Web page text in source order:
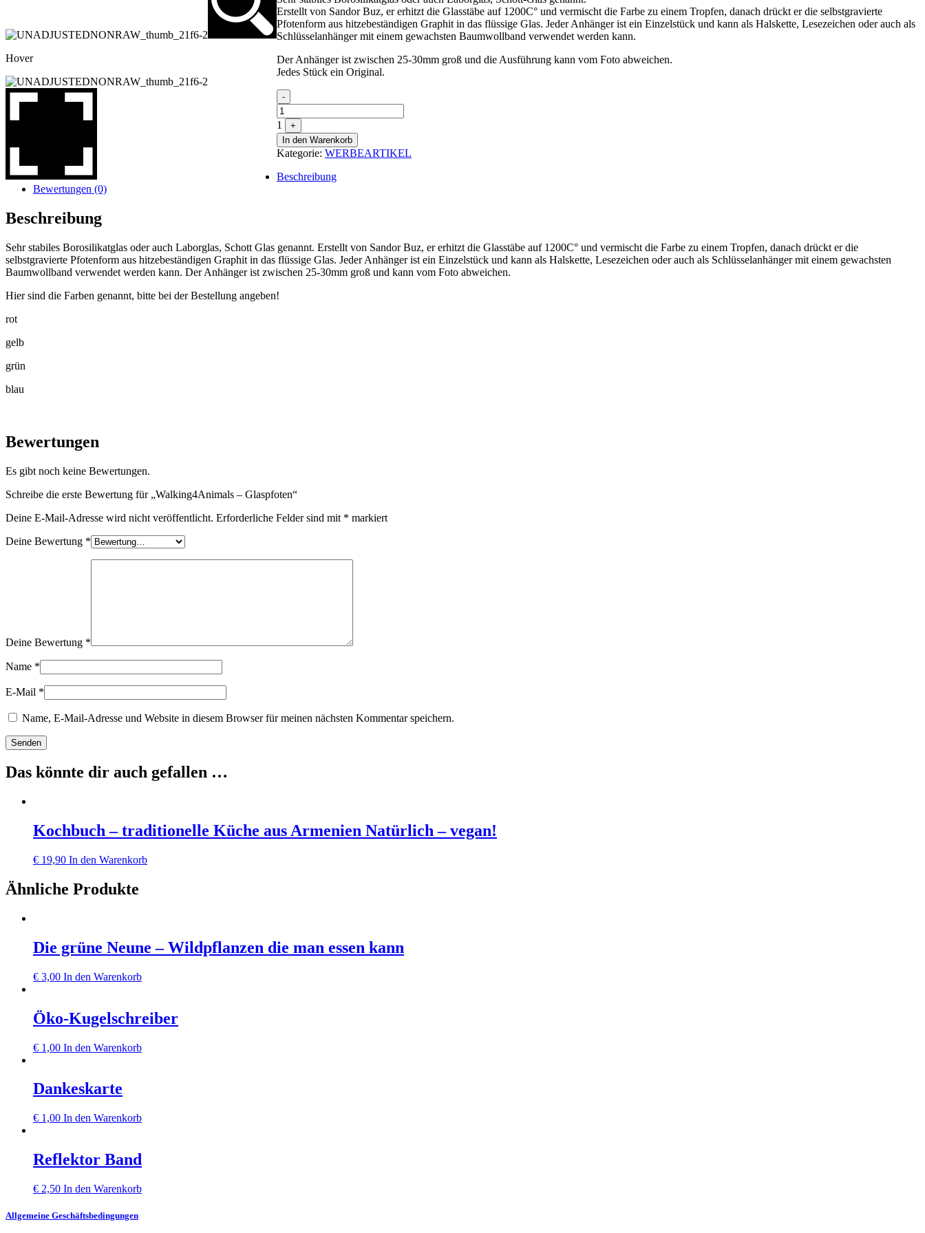
Hover
Erstellt von Sandor Buz, er erhitzt die Glasstäbe auf 1200C° und vermischt die Farbe zu einem Tropfen, danach drückt er die selbstgravierte
Pfotenform aus hitzebeständigen Graphit in das flüssige Glas. Jeder Anhänger ist ein Einzelstück und kann als Halskette, Lesezeichen oder auch als
Schlüsselanhänger mit einem gewachsten Baumwollband verwendet werden kann.
Der Anhänger ist zwischen 25-30mm groß und die Ausführung kann vom Foto abweichen.
Jedes Stück ein Original.
Quantity
-
1
+
In den Warenkorb
Kategorie: WERBEARTIKEL
Beschreibung
Bewertungen (0)
Beschreibung
Sehr stabiles Borosilikatglas oder auch Laborglas, Schott Glas genannt. Erstellt von Sandor Buz, er erhitzt die Glasstäbe auf 1200C° und vermischt die Farbe zu einem Tropfen, danach drückt er die
selbstgravierte Pfotenform aus hitzebeständigen Graphit in das flüssige Glas. Jeder Anhänger ist ein Einzelstück und kann als Halskette, Lesezeichen oder auch als Schlüsselanhänger mit einem gewachsten
Baumwollband verwendet werden kann. Der Anhänger ist zwischen 25-30mm groß und kann vom Foto abweichen.
Hier sind die Farben genannt, bitte bei der Bestellung angeben!
rot
gelb
grün
blau
Bewertungen
Es gibt noch keine Bewertungen.
Schreibe die erste Bewertung für „Walking4Animals – Glaspfoten“
Deine E-Mail-Adresse wird nicht veröffentlicht. Erforderliche Felder sind mit * markiert
Deine Bewertung *
Deine Bewertung *
Name *
E-Mail *
Name, E-Mail-Adresse und Website in diesem Browser für meinen nächsten Kommentar speichern.
Das könnte dir auch gefallen …
Kochbuch – traditionelle Küche aus Armenien Natürlich – vegan!
€ 19,90 In den Warenkorb
Ähnliche Produkte
Die grüne Neune – Wildpflanzen die man essen kann
€ 3,00 In den Warenkorb
Öko-Kugelschreiber
€ 1,00 In den Warenkorb
Dankeskarte
€ 1,00 In den Warenkorb
Reflektor Band
€ 2,50 In den Warenkorb
Allgemeine Geschäftsbedingungen